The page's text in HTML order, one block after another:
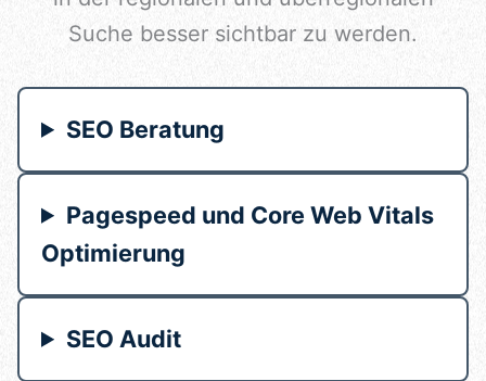
Suche besser sichtbar zu werden.
SEO Beratung
Pagespeed und Core Web Vitals
Optimierung
SEO Audit